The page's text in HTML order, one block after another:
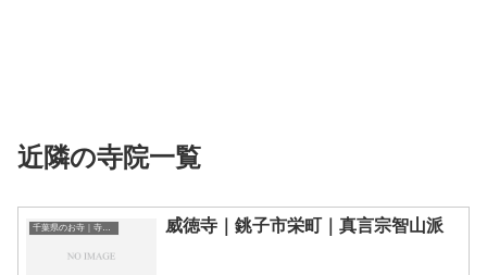
近隣の寺院一覧
千葉県のお寺｜寺院一覧 威徳寺｜銚子市栄町｜真言宗智山派